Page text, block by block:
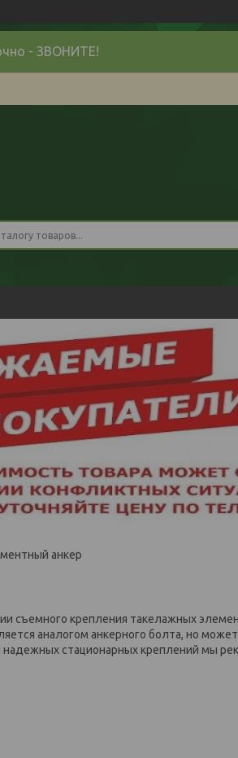
- ЗВОНИТЕ!
анкер
съемного крепления такелажных
аналогом анкерного болта, но
надежных стационарных креплений мы